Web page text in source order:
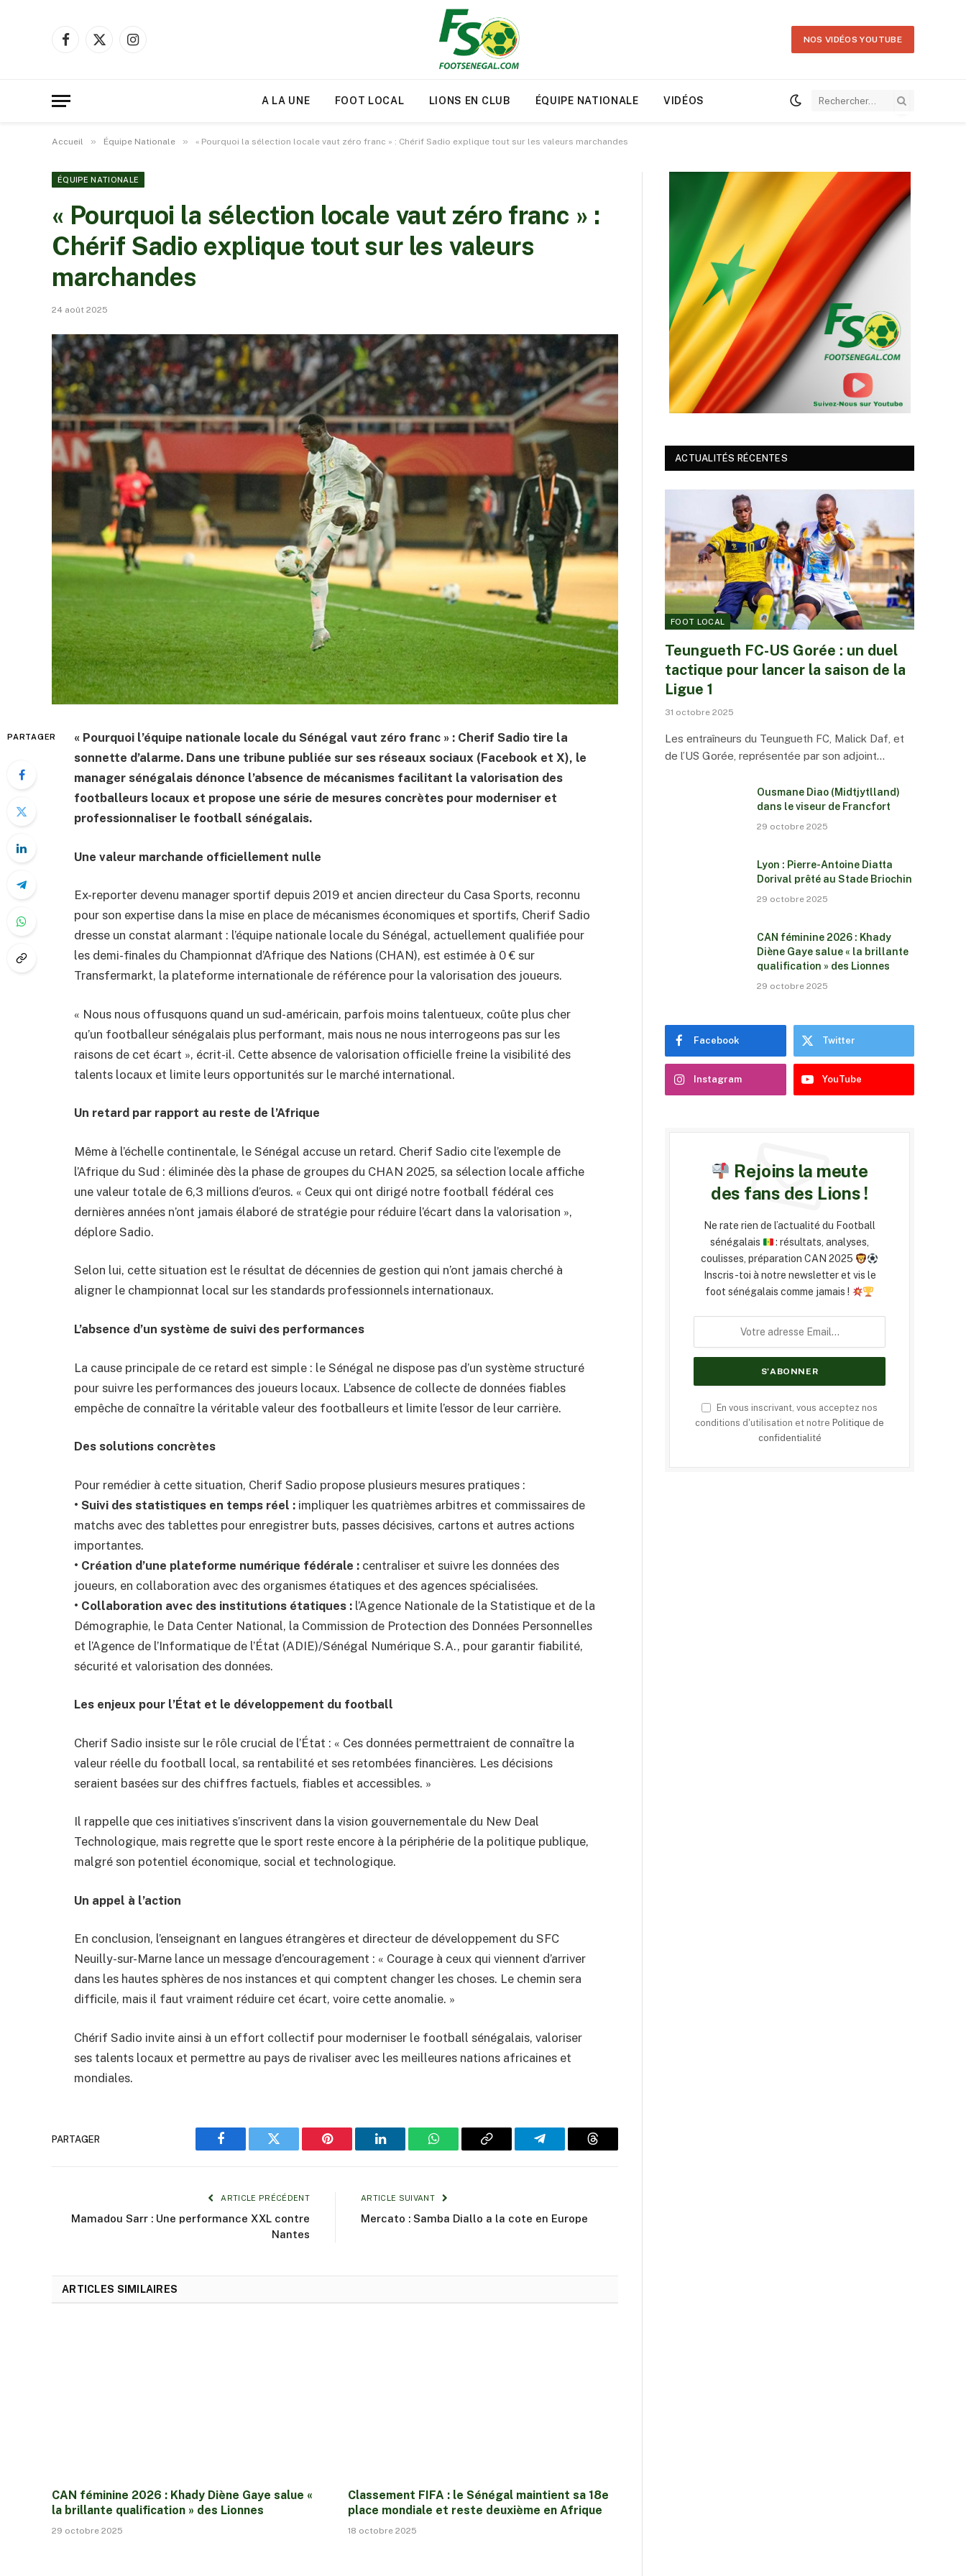
Facebook
X
Instagram
NOS VIDÉOS YOUTUBE
A LA UNE FOOT LOCAL LIONS EN CLUB ÉQUIPE NATIONALE VIDÉOS
Accueil » Équipe Nationale » « Pourquoi la sélection locale vaut zéro franc » : Chérif Sadio explique tout sur les valeurs marchandes
ÉQUIPE NATIONALE
« Pourquoi la sélection locale vaut zéro franc » :
Chérif Sadio explique tout sur les valeurs
marchandes
24 août 2025
PARTAGER
« Pourquoi l’équipe nationale locale du Sénégal vaut zéro franc » : Cherif Sadio tire la
sonnette d’alarme. Dans une tribune publiée sur ses réseaux sociaux (Facebook et X), le
manager sénégalais dénonce l’absence de mécanismes facilitant la valorisation des
footballeurs locaux et propose une série de mesures concrètes pour moderniser et
professionnaliser le football sénégalais.
Une valeur marchande officiellement nulle
Ex-reporter devenu manager sportif depuis 2019 et ancien directeur du Casa Sports, reconnu
pour son expertise dans la mise en place de mécanismes économiques et sportifs, Cherif Sadio
dresse un constat alarmant : l’équipe nationale locale du Sénégal, actuellement qualifiée pour
les demi-finales du Championnat d’Afrique des Nations (CHAN), est estimée à 0 € sur
Transfermarkt, la plateforme internationale de référence pour la valorisation des joueurs.
« Nous nous offusquons quand un sud-américain, parfois moins talentueux, coûte plus cher
qu’un footballeur sénégalais plus performant, mais nous ne nous interrogeons pas sur les
raisons de cet écart », écrit-il. Cette absence de valorisation officielle freine la visibilité des
talents locaux et limite leurs opportunités sur le marché international.
Un retard par rapport au reste de l’Afrique
Même à l’échelle continentale, le Sénégal accuse un retard. Cherif Sadio cite l’exemple de
l’Afrique du Sud : éliminée dès la phase de groupes du CHAN 2025, sa sélection locale affiche
une valeur totale de 6,3 millions d’euros. « Ceux qui ont dirigé notre football fédéral ces
dernières années n’ont jamais élaboré de stratégie pour réduire l’écart dans la valorisation »,
déplore Sadio.
Selon lui, cette situation est le résultat de décennies de gestion qui n’ont jamais cherché à
aligner le championnat local sur les standards professionnels internationaux.
L’absence d’un système de suivi des performances
La cause principale de ce retard est simple : le Sénégal ne dispose pas d’un système structuré
pour suivre les performances des joueurs locaux. L’absence de collecte de données fiables
empêche de connaître la véritable valeur des footballeurs et limite l’essor de leur carrière.
Des solutions concrètes
Pour remédier à cette situation, Cherif Sadio propose plusieurs mesures pratiques :
• Suivi des statistiques en temps réel : impliquer les quatrièmes arbitres et commissaires de
matchs avec des tablettes pour enregistrer buts, passes décisives, cartons et autres actions
importantes.
• Création d’une plateforme numérique fédérale : centraliser et suivre les données des
joueurs, en collaboration avec des organismes étatiques et des agences spécialisées.
• Collaboration avec des institutions étatiques : l’Agence Nationale de la Statistique et de la
Démographie, le Data Center National, la Commission de Protection des Données Personnelles
et l’Agence de l’Informatique de l’État (ADIE)/Sénégal Numérique S.A., pour garantir fiabilité,
sécurité et valorisation des données.
Les enjeux pour l’État et le développement du football
Cherif Sadio insiste sur le rôle crucial de l’État : « Ces données permettraient de connaître la
valeur réelle du football local, sa rentabilité et ses retombées financières. Les décisions
seraient basées sur des chiffres factuels, fiables et accessibles. »
Il rappelle que ces initiatives s’inscrivent dans la vision gouvernementale du New Deal
Technologique, mais regrette que le sport reste encore à la périphérie de la politique publique,
malgré son potentiel économique, social et technologique.
Un appel à l’action
En conclusion, l’enseignant en langues étrangères et directeur de développement du SFC
Neuilly-sur-Marne lance un message d’encouragement : « Courage à ceux qui viennent d’arriver
dans les hautes sphères de nos instances et qui comptent changer les choses. Le chemin sera
difficile, mais il faut vraiment réduire cet écart, voire cette anomalie. »
Chérif Sadio invite ainsi à un effort collectif pour moderniser le football sénégalais, valoriser
ses talents locaux et permettre au pays de rivaliser avec les meilleures nations africaines et
mondiales.
PARTAGER
Facebook Twitter Pinterest LinkedIn WhatsAppCopy
Telegram Threads
ARTICLE PRÉCÉDENT
Mamadou Sarr : Une performance XXL contre
Nantes
ARTICLE SUIVANT
Mercato : Samba Diallo a la cote en Europe
ARTICLES SIMILAIRES
CAN féminine 2026 : Khady Diène Gaye salue «
la brillante qualification » des Lionnes
29 octobre 2025
Classement FIFA : le Sénégal maintient sa 18e
place mondiale et reste deuxième en Afrique
18 octobre 2025
ACTUALITÉS RÉCENTES
FOOT LOCAL
Teungueth FC-US Gorée : un duel
tactique pour lancer la saison de la
Ligue 1
31 octobre 2025
Les entraîneurs du Teungueth FC, Malick Daf, et
de l’US Gorée, représentée par son adjoint…
Ousmane Diao (Midtjytlland)
dans le viseur de Francfort
29 octobre 2025
Lyon : Pierre-Antoine Diatta
Dorival prêté au Stade Briochin
29 octobre 2025
CAN féminine 2026 : Khady
Diène Gaye salue « la brillante
qualification » des Lionnes
29 octobre 2025
Facebook Twitter
Instagram YouTube
Rejoins la meute
des fans des Lions !
Ne rate rien de l’actualité du Football
sénégalais
: résultats, analyses,
coulisses, préparation CAN 2025
Inscris-toi à notre newsletter et vis le
foot sénégalais comme jamais !
En vous inscrivant, vous acceptez nos
conditions d'utilisation et notre Politique de
confidentialité